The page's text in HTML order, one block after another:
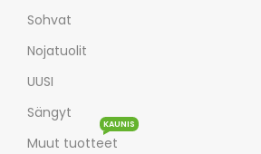
Sohvat
Nojatuolit
UUSI
Sängyt
Muut tuotteet
KAUNIS